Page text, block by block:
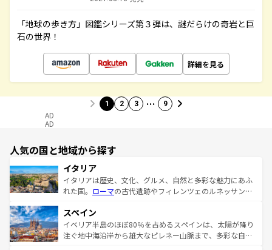
「地球の歩き方」図鑑シリーズ第３弾は、謎だらけの奇岩と巨
石の世界！
詳細を見る
1 2 3 … 9
AD
AD
人気の国と地域から探す
イタリア
イタリアは歴史、文化、グルメ、自然と多彩な魅力にあふ
れた国。 ローマの古代遺跡やフィレンツェのルネッサンス
ろん、トスカーナの美しい田園風景やアマルフィ海岸の絶
景など、自然景観も見逃せない。観光の合間には、本場の
ピザやパスタなど、絶品のイタリア料理を堪能することも
スペイン
イベリア半島のほぼ80％を占めるスペインは、太陽が降り
注ぐ地中海沿岸から雄大なピレネー山脈まで、多彩な自然